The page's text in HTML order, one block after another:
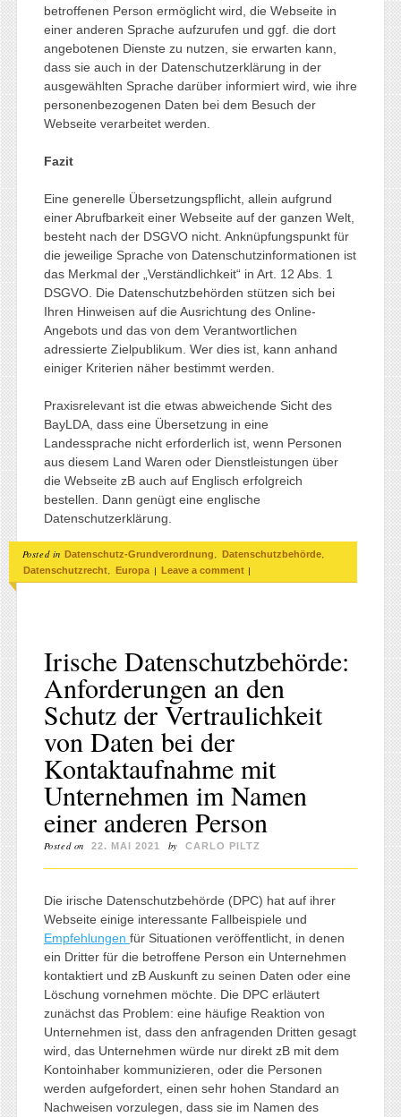
betroffenen Person ermöglicht wird, die Webseite in
einer anderen Sprache aufzurufen und ggf. die dort
angebotenen Dienste zu nutzen, sie erwarten kann,
dass sie auch in der Datenschutzerklärung in der
ausgewählten Sprache darüber informiert wird, wie ihre
personenbezogenen Daten bei dem Besuch der
Webseite verarbeitet werden.
Fazit
Eine generelle Übersetzungspflicht, allein aufgrund
einer Abrufbarkeit einer Webseite auf der ganzen Welt,
besteht nach der DSGVO nicht. Anknüpfungspunkt für
die jeweilige Sprache von Datenschutzinformationen ist
das Merkmal der „Verständlichkeit“ in Art. 12 Abs. 1
DSGVO. Die Datenschutzbehörden stützen sich bei
Ihren Hinweisen auf die Ausrichtung des Online-
Angebots und das von dem Verantwortlichen
adressierte Zielpublikum. Wer dies ist, kann anhand
einiger Kriterien näher bestimmt werden.
Praxisrelevant ist die etwas abweichende Sicht des
BayLDA, dass eine Übersetzung in eine
Landessprache nicht erforderlich ist, wenn Personen
aus diesem Land Waren oder Dienstleistungen über
die Webseite zB auch auf Englisch erfolgreich
bestellen. Dann genügt eine englische
Datenschutzerklärung.
Posted in Datenschutz-Grundverordnung, Datenschutzbehörde,
Datenschutzrecht, Europa | Leave a comment |
Irische Datenschutzbehörde:
Anforderungen an den
Schutz der Vertraulichkeit
von Daten bei der
Kontaktaufnahme mit
Unternehmen im Namen
einer anderen Person
Posted on 22. MAI 2021 by CARLO PILTZ
Die irische Datenschutzbehörde (DPC) hat auf ihrer
Webseite einige interessante Fallbeispiele und
Empfehlungen für Situationen veröffentlicht, in denen
ein Dritter für die betroffene Person ein Unternehmen
kontaktiert und zB Auskunft zu seinen Daten oder eine
Löschung vornehmen möchte. Die DPC erläutert
zunächst das Problem: eine häufige Reaktion von
Unternehmen ist, dass den anfragenden Dritten gesagt
wird, das Unternehmen würde nur direkt zB mit dem
Kontoinhaber kommunizieren, oder die Personen
werden aufgefordert, einen sehr hohen Standard an
Nachweisen vorzulegen, dass sie im Namen des